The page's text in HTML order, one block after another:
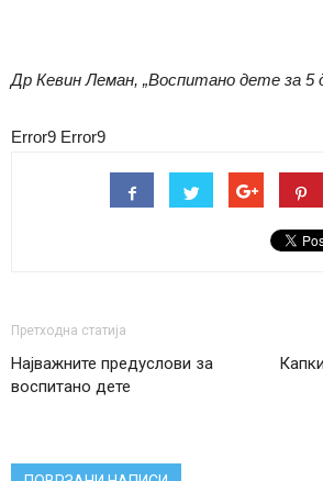
Др Кевин Леман, „Воспитано дете за 5
Error9 Error9
Претходна статија
Најважните предуслови за
воспитано дете